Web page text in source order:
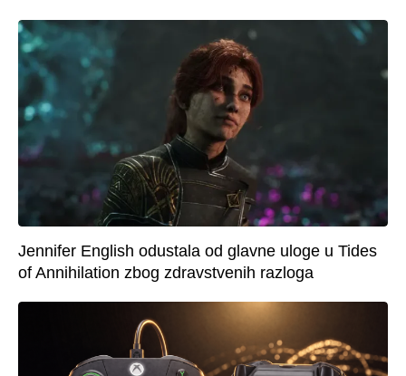
Jennifer English odustala od glavne uloge u Tides
of Annihilation zbog zdravstvenih razloga